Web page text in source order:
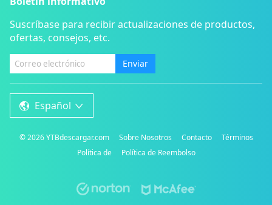
Suscríbase para recibir actualizaciones de productos,
ofertas, consejos, etc.
Enviar
Español
©2026YTBdescargar.com Sobre Nosotros Contacto
Términos
Política de
Política de Reembolso